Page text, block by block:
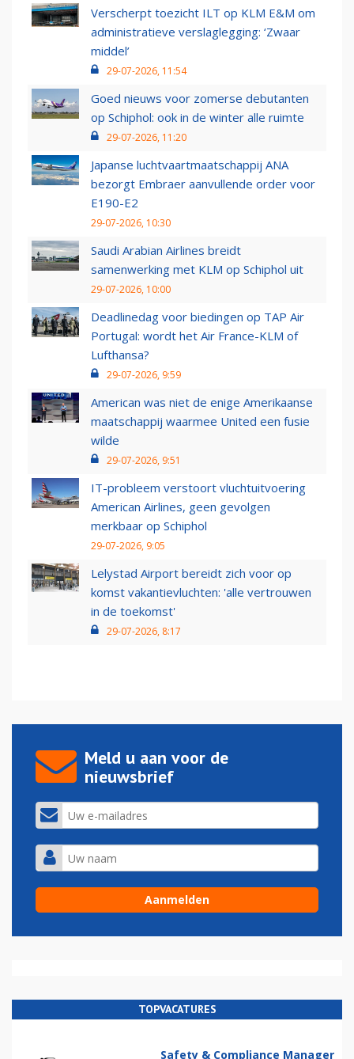
Verscherpt toezicht ILT op KLM E&M om
administratieve verslaglegging: ‘Zwaar
middel’
29-07-2026, 11:54
Goed nieuws voor zomerse debutanten
op Schiphol: ook in de winter alle ruimte
29-07-2026, 11:20
Japanse luchtvaartmaatschappij ANA
bezorgt Embraer aanvullende order voor
E190-E2
29-07-2026, 10:30
Saudi Arabian Airlines breidt
samenwerking met KLM op Schiphol uit
29-07-2026, 10:00
Deadlinedag voor biedingen op TAP Air
Portugal: wordt het Air France-KLM of
Lufthansa?
29-07-2026, 9:59
American was niet de enige Amerikaanse
maatschappij waarmee United een fusie
wilde
29-07-2026, 9:51
IT-probleem verstoort vluchtuitvoering
American Airlines, geen gevolgen
merkbaar op Schiphol
29-07-2026, 9:05
Lelystad Airport bereidt zich voor op
komst vakantievluchten: 'alle vertrouwen
in de toekomst'
29-07-2026, 8:17
Meld u aan voor de
nieuwsbrief
TOPVACATURES
Safety & Compliance Manager